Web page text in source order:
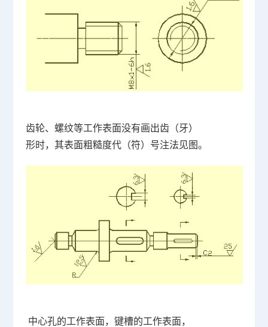
齿轮、螺纹等工作表面没有画出齿（牙）
形时，其表面粗糙度代（符）号注法见图。
中心孔的工作表面，键槽的工作表面，